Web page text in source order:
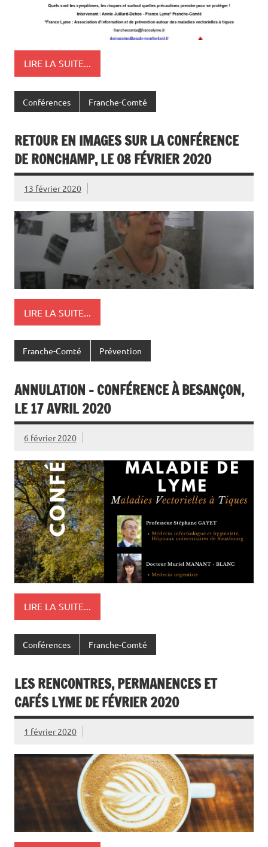
LIRE LA SUITE...
Conférences Franche-Comté
RETOUR EN IMAGES SUR LA CONFÉRENCE
DE RONCHAMP, LE 08 FÉVRIER 2020
13 février 2020
LIRE LA SUITE...
Franche-Comté Prévention
ANNULATION – CONFÉRENCE À BESANÇON,
LE 17 AVRIL 2020
6 février 2020
LIRE LA SUITE...
Conférences Franche-Comté
LES RENCONTRES, PERMANENCES ET
CAFÉS LYME DE FÉVRIER 2020
1 février 2020